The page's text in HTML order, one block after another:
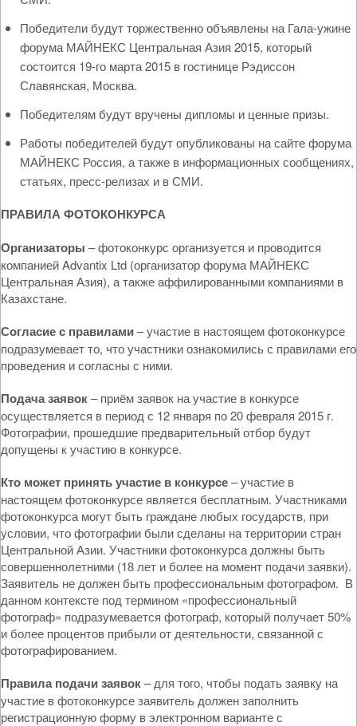
Победители будут торжественно объявлены на Гала-ужине
форума МАЙНЕКС Центральная Азия 2015, который
состоится 19-го марта 2015 в гостинице Рэдиссон
Славянская, Москва.
Победителям будут вручены дипломы и ценные призы.
Работы победителей будут опубликованы на сайте форума
МАЙНЕКС Россия, а также в информационных сообщениях,
статьях, пресс-релизах и в СМИ.
ПРАВИЛА ФОТОКОНКУРСА
Организаторы – фотоконкурс организуется и проводится
компанией Advantix Ltd (организатор форума МАЙНЕКС
Центральная Азия), а также аффилированными компаниями в
Казахстане.
Согласие с правилами– участие в настоящем фотоконкурсе
подразумевает то, что участники ознакомились с правилами его
проведения и согласны с ними.
Подача заявок– приём заявок на участие в конкурсе
осуществляется в период с 12 января по 20 февраля 2015 г.
Фотографии, прошедшие предварительный отбор будут
допущены к участию в конкурсе.
Кто может принять участие в конкурсе– участие в
настоящем фотоконкурсе является бесплатным. Участниками
фотоконкурса могут быть граждане любых государств, при
условии, что фотографии были сделаны на территории стран
Центральной Азии. Участники фотоконкурса должны быть
совершеннолетними (18 лет и более на момент подачи заявки).
Заявитель не должен быть профессиональным фотографом. В
данном контексте под термином «профессиональный
фотограф» подразумевается фотограф, который получает 50%
и более процентов прибыли от деятельности, связанной с
фотографированием.
Правила подачи заявок– для того, чтобы подать заявку на
участие в фотоконкурсе заявитель должен заполнить
регистрационную форму в электронном варианте с